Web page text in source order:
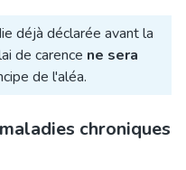
déjà déclarée avant la
de carence ne sera
de l'aléa.
chroniques